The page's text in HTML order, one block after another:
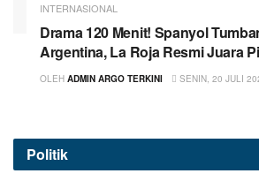
INTERNASIONAL
Drama 120 Menit! Spanyol
Argentina, La Roja Resmi Juara
OLEH ADMIN ARGO TERKINI SENIN, 20 JULI
Politik